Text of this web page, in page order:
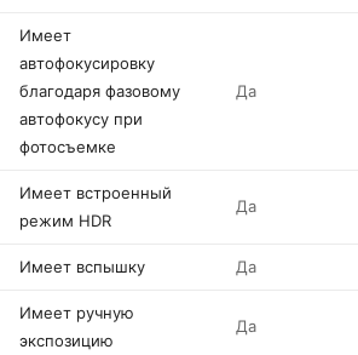
Имеет
автофокусировку
благодаря фазовому
автофокусу при
фотосъемке
Да
Имеет встроенный
режим HDR
Да
Имеет вспышку Да
Имеет ручную
экспозицию
Да